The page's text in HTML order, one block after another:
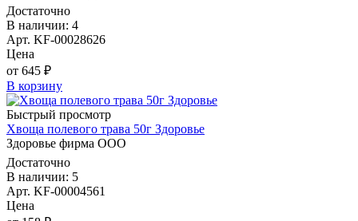
Достаточно
В наличии: 4
Арт. KF-00028626
Цена
от 645 ₽
В корзину
Быстрый просмотр
Хвоща полевого трава 50г Здоровье
Здоровье фирма ООО
Достаточно
В наличии: 5
Арт. KF-00004561
Цена